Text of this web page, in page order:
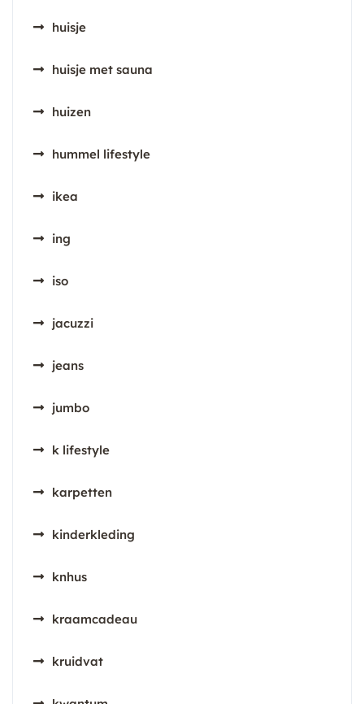
huisje
huisje met sauna
huizen
hummel lifestyle
ikea
ing
iso
jacuzzi
jeans
jumbo
k lifestyle
karpetten
kinderkleding
knhus
kraamcadeau
kruidvat